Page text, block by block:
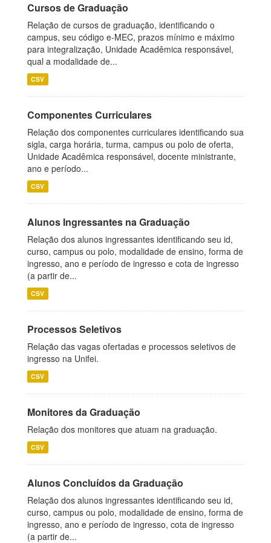
Cursos de Graduação
Relação de cursos de graduação, identificando o
campus, seu código e-MEC, prazos mínimo e máximo
para integralização, Unidade Acadêmica responsável,
qual a modalidade de...
CSV
Componentes Curriculares
Relação dos componentes curriculares identificando sua
sigla, carga horária, turma, campus ou polo de oferta,
Unidade Acadêmica responsável, docente ministrante,
ano e período...
CSV
Alunos Ingressantes na Graduação
Relação dos alunos ingressantes identificando seu id,
curso, campus ou polo, modalidade de ensino, forma de
ingresso, ano e período de ingresso e cota de ingresso
(a partir de...
CSV
Processos Seletivos
Relação das vagas ofertadas e processos seletivos de
ingresso na Unifei.
CSV
Monitores da Graduação
Relação dos monitores que atuam na graduação.
CSV
Alunos Concluídos da Graduação
Relação dos alunos ingressantes identificando seu id,
curso, campus ou polo, modalidade de ensino, forma de
ingresso, ano e período de ingresso, cota de ingresso
(a partir de...